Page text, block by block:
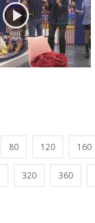
80 120 160
320 360